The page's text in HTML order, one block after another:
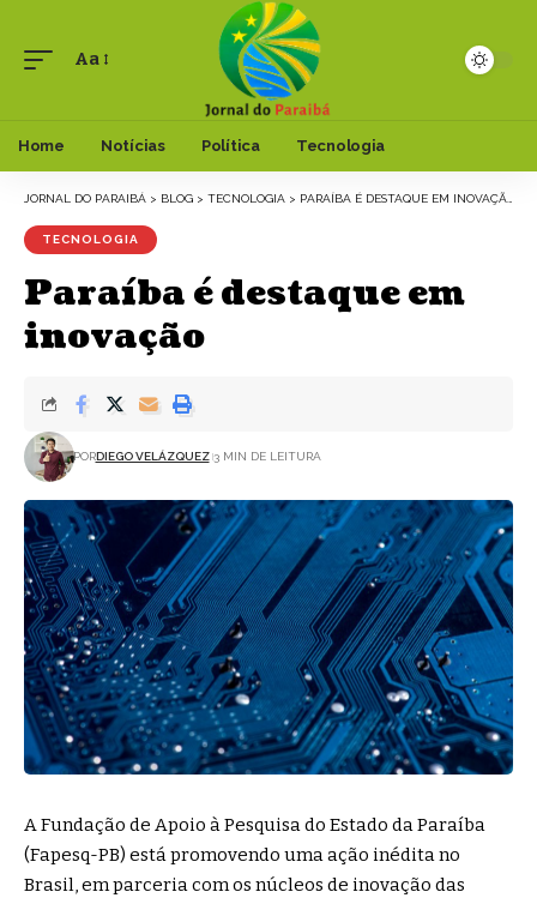
Aa
Home Notícias Política Tecnologia
JORNAL DO PARAIBÁ > BLOG > TECNOLOGIA > PARAÍBA É DESTAQUE EM INOVAÇÃO
TECNOLOGIA
Paraíba é destaque em
inovação
PORDIEGO VELÁZQUEZ 3 MIN DE LEITURA
A Fundação de Apoio à Pesquisa do Estado da Paraíba
(Fapesq-PB) está promovendo uma ação inédita no
Brasil, em parceria com os núcleos de inovação das